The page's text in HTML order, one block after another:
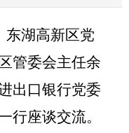
东湖高新区党
管委会主任余
出口银行党委
行座谈交流。